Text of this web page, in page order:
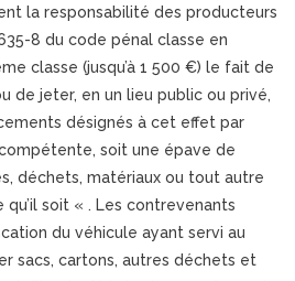
la responsabilité des producteurs
8 du code pénal classe en
classe (jusqu’à 1 500 €) le fait de
de jeter, en un lieu public ou privé,
désignés à cet effet par
soit une épave de
déchets, matériaux ou tout autre
soit « . Les contrevenants
du véhicule ayant servi au
sacs, cartons, autres déchets et